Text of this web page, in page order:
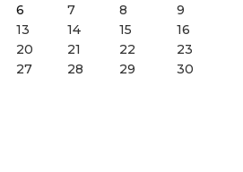
6 7 8
9
13 14 15
16
20 21 22
23
27 28 29
30